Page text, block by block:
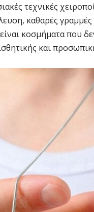
τεχνικές
καθαρές
κοσμήματα που
και